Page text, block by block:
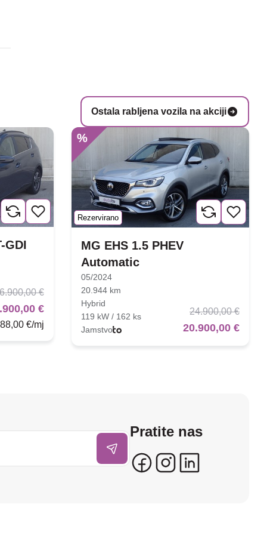
Ostala rabljena vozila na akciji
GDI
€
€
€/mj
%
Rezervirano
MG EHS 1.5 PHEV
Automatic
05/2024
20.944 km
Hybrid
119 kW / 162 ks
Jamstvo
24.900,00 €
20.900,00 €
Pratite nas